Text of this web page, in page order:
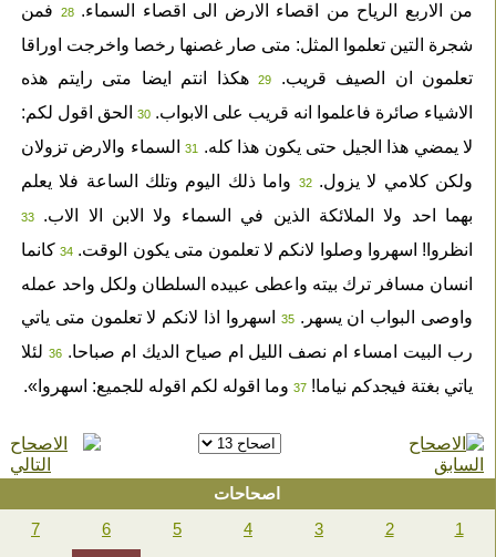
من الاربع الرياح من اقصاء الارض الى اقصاء السماء. 28فمن
شجرة التين تعلموا المثل: متى صار غصنها رخصا واخرجت اوراقا
تعلمون ان الصيف قريب.
29هكذا انتم ايضا متى رايتم هذه
الاشياء صائرة فاعلموا انه قريب على الابواب. 30الحق اقول لكم:
لا يمضي هذا الجيل حتى يكون هذا كله.
31السماء والارض تزولان
ولكن كلامي لا يزول. 32واما ذلك اليوم وتلك الساعة فلا يعلم
بهما احد ولا الملائكة الذين في السماء ولا الابن الا الاب.
33
انظروا! اسهروا وصلوا لانكم لا تعلمون متى يكون الوقت. 34كانما
انسان مسافر ترك بيته واعطى عبيده السلطان ولكل واحد عمله
واوصى البواب ان يسهر. 35اسهروا اذا لانكم لا تعلمون متى ياتي
رب البيت امساء ام نصف الليل ام صياح الديك ام صباحا. 36لئلا
ياتي بغتة فيجدكم نياما! 37وما اقوله لكم اقوله للجميع: اسهروا».
اصحاحات
1
2
3
4
5
6
7